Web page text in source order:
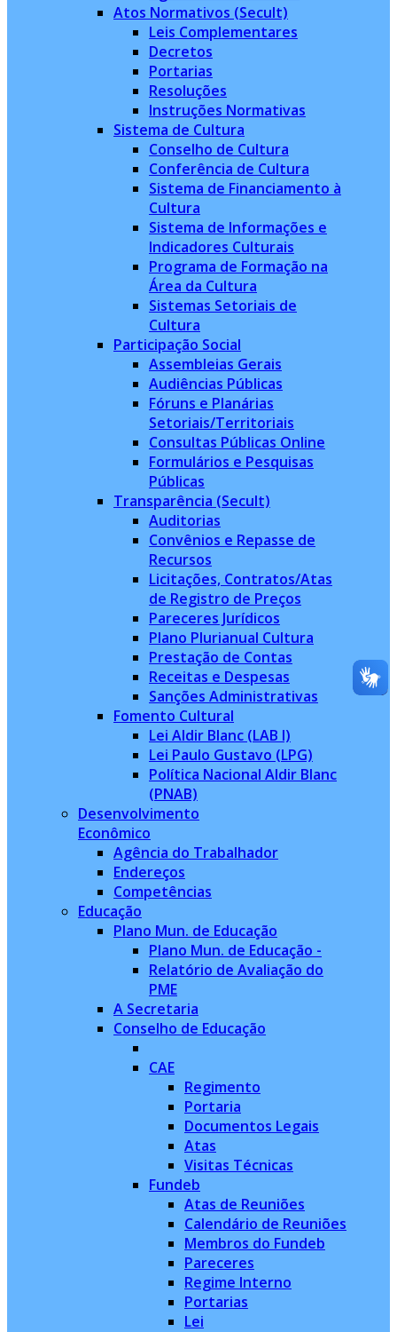
Atos Normativos (Secult)
Leis Complementares
Decretos
Portarias
Resoluções
Instruções Normativas
Sistema de Cultura
Conselho de Cultura
Conferência de Cultura
Sistema de Financiamento à
Cultura
Sistema de Informações e
Indicadores Culturais
Programa de Formação na
Área da Cultura
Sistemas Setoriais de
Cultura
Participação Social
Assembleias Gerais
Audiências Públicas
Fóruns e Planárias
Setoriais/Territoriais
Consultas Públicas Online
Formulários e Pesquisas
Públicas
Transparência (Secult)
Auditorias
Convênios e Repasse de
Recursos
Licitações, Contratos/Atas
de Registro de Preços
Pareceres Jurídicos
Plano Plurianual Cultura
Prestação de Contas
Receitas e Despesas
Sanções Administrativas
Fomento Cultural
Lei Aldir Blanc (LAB I)
Lei Paulo Gustavo (LPG)
Política Nacional Aldir Blanc
(PNAB)
Desenvolvimento
Econômico
Agência do Trabalhador
Endereços
Competências
Educação
Plano Mun. de Educação
Plano Mun. de Educação -
Relatório de Avaliação do
PME
A Secretaria
Conselho de Educação
CAE
Regimento
Portaria
Documentos Legais
Atas
Visitas Técnicas
Fundeb
Atas de Reuniões
Calendário de Reuniões
Membros do Fundeb
Pareceres
Regime Interno
Portarias
Lei